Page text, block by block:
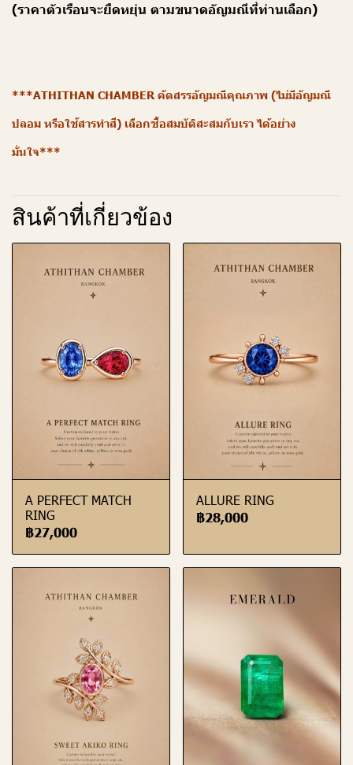
(ราคาตัวเรือนจะยืดหยุ่น ตามขนาดอัญมณีที่ท่านเลือก)
***ATHITHAN CHAMBER คัดสรรอัญมณีคุณภาพ (ไม่มีอัญมณี
ปลอม หรือใช้สารทำสี) เลือกซื้อสมบัติสะสมกับเรา ได้อย่าง
มั่นใจ***
สินค้าที่เกี่ยวข้อง
A PERFECT MATCH
RING
฿27,000
ALLURE RING
฿28,000